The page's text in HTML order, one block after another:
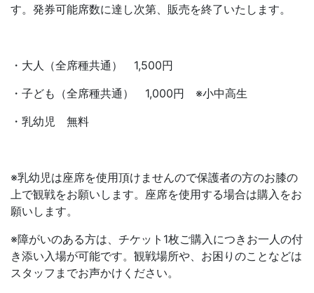
す。発券可能席数に達し次第、販売を終了いたします。
・大人（全席種共通） 1,500円
・子ども（全席種共通） 1,000円 ※小中高生
・乳幼児 無料
※乳幼児は座席を使用頂けませんので保護者の方のお膝の
上で観戦をお願いします。座席を使用する場合は購入をお
願いします。
※障がいのある方は、チケット1枚ご購入につきお一人の付
き添い入場が可能です。観戦場所や、お困りのことなどは
スタッフまでお声かけください。